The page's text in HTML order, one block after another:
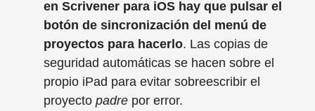
en Scrivener para iOS hay que pulsar el
botón de sincronización del menú de
proyectos para hacerlo. Las copias de
seguridad automáticas se hacen sobre el
propio iPad para evitar sobreescribir el
proyectopadre por error.